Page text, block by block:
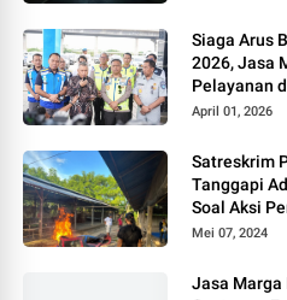
Siaga Arus
2026, Jasa
Pelayanan
Rest Area
April 01, 2026
Satreskrim
Tanggapi
Soal Aksi
Mei 07, 2024
Jasa